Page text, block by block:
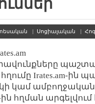
| Սոցիալական |
Irates.am-ին
կամ ամբողջական
ին հղման